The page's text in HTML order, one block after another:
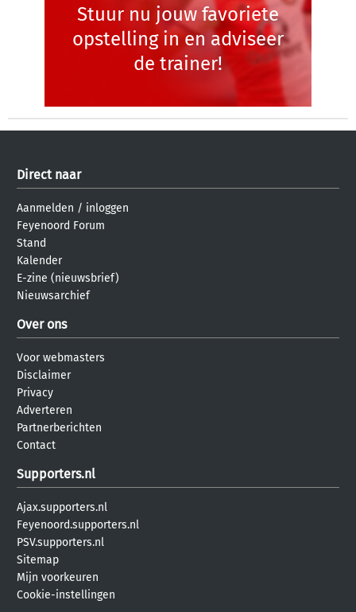
Stuur nu jouw favoriete
opstelling in en adviseer
de trainer!
Direct naar
Aanmelden / inloggen
Feyenoord Forum
Stand
Kalender
E-zine (nieuwsbrief)
Nieuwsarchief
Over ons
Voor webmasters
Disclaimer
Privacy
Adverteren
Partnerberichten
Contact
Supporters.nl
Ajax.supporters.nl
Feyenoord.supporters.nl
PSV.supporters.nl
Sitemap
Mijn voorkeuren
Cookie-instellingen